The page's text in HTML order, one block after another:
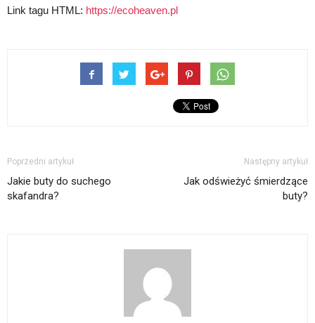
Link tagu HTML: https://ecoheaven.pl
Poprzedni artykuł
Jakie buty do suchego
skafandra?
Następny artykuł
Jak odświeżyć śmierdzące
buty?